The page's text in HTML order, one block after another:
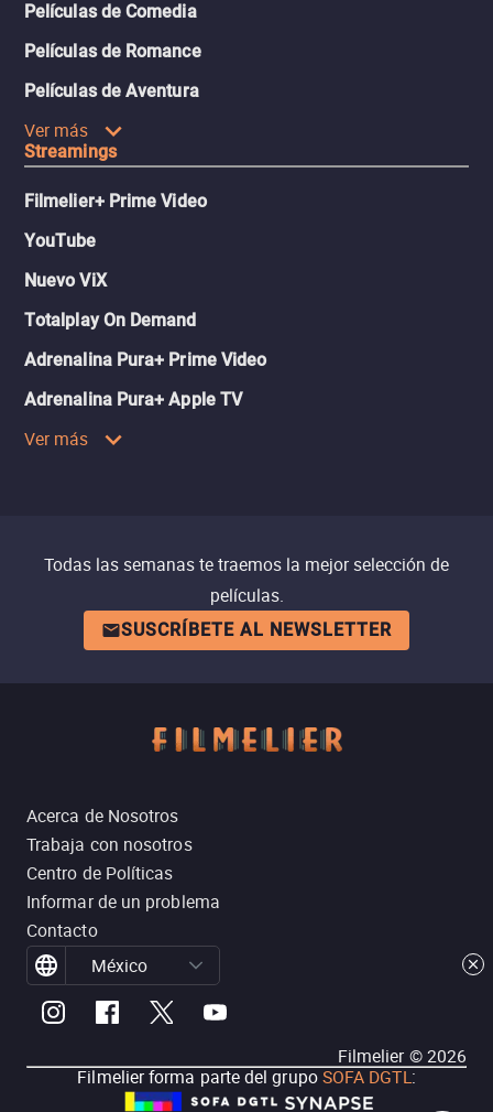
Películas de Comedia
Películas de Romance
Películas de Aventura
Ver más
Streamings
Filmelier+ Prime Video
YouTube
Nuevo ViX
Totalplay On Demand
Adrenalina Pura+ Prime Video
Adrenalina Pura+ Apple TV
Ver más
Todas las semanas te traemos la mejor selección de
películas.
SUSCRÍBETE AL NEWSLETTER
Acerca de Nosotros
Trabaja con nosotros
Centro de Políticas
Informar de un problema
Contacto
México
Filmelier ©2026
Filmelier forma parte del grupoSOFA DGTL: